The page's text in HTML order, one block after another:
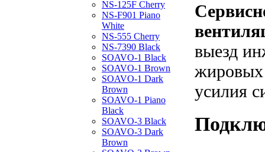
NS-125F Cherry
NS-F901 Piano
White
NS-555 Cherry
NS-7390 Black
SOAVO-1 Black
SOAVO-1 Brown
SOAVO-1 Dark
Brown
SOAVO-1 Piano
Black
SOAVO-3 Black
SOAVO-3 Dark
Brown
выезд
жировых
усилия